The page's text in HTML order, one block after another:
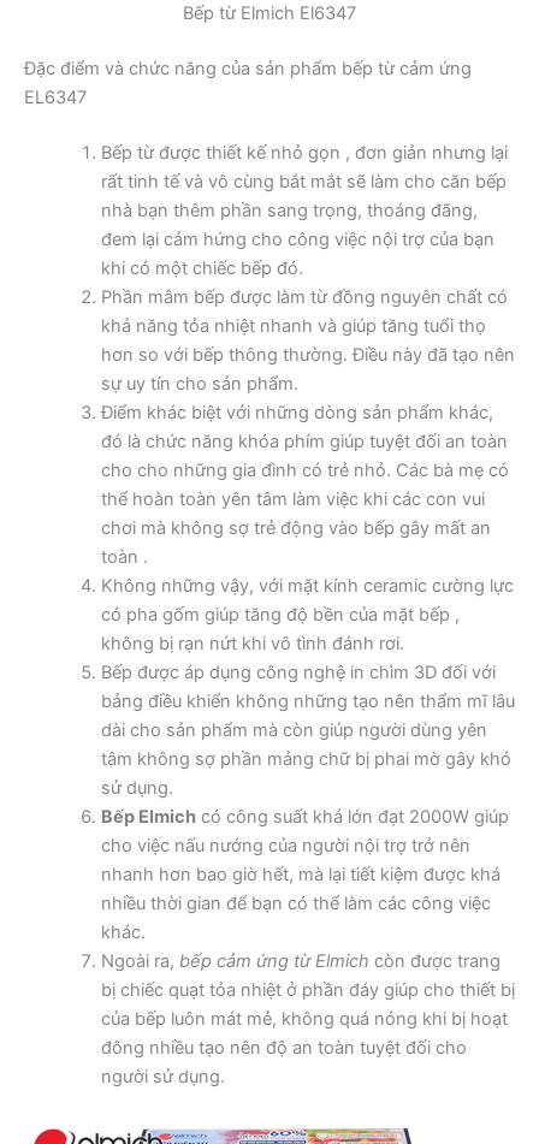
Bếp từ Elmich El6347
Đặc điểm và chức năng của sản phẩm bếp từ cảm ứng
EL6347
Bếp từ được thiết kế nhỏ gọn , đơn giản nhưng lại
rất tinh tế và vô cùng bắt mắt sẽ làm cho căn bếp
nhà bạn thêm phần sang trọng, thoáng đãng,
đem lại cảm hứng cho công việc nội trợ của bạn
khi có một chiếc bếp đó.
Phần mâm bếp được làm từ đồng nguyên chất có
khả năng tỏa nhiệt nhanh và giúp tăng tuổi thọ
hơn so với bếp thông thường. Điều này đã tạo nên
sự uy tín cho sản phẩm.
Điểm khác biệt với những dòng sản phẩm khác,
đó là chức năng khóa phím giúp tuyệt đối an toàn
cho cho những gia đình có trẻ nhỏ. Các bà mẹ có
thể hoàn toàn yên tâm làm việc khi các con vui
chơi mà không sợ trẻ động vào bếp gây mất an
toàn .
Không những vậy, với mặt kính ceramic cường lực
có pha gốm giúp tăng độ bền của mặt bếp ,
không bị rạn nứt khi vô tình đánh rơi.
Bếp được áp dụng công nghệ in chìm 3D đối với
bảng điều khiển không những tạo nên thẩm mĩ lâu
dài cho sản phẩm mà còn giúp người dùng yên
tâm không sợ phần mảng chữ bị phai mờ gây khó
sử dụng.
Bếp Elmichcó công suất khá lớn đạt 2000W giúp
cho việc nấu nướng của người nội trợ trở nên
nhanh hơn bao giờ hết, mà lại tiết kiệm được khá
nhiều thời gian để bạn có thể làm các công việc
khác.
Ngoài ra, bếp cảm ứng từ Elmich còn được trang
bị chiếc quạt tỏa nhiệt ở phần đáy giúp cho thiết bị
của bếp luôn mát mẻ, không quá nóng khi bị hoạt
đông nhiều tạo nên độ an toàn tuyệt đối cho
người sử dụng.